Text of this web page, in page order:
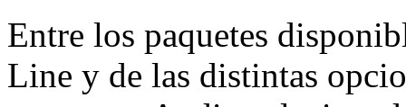
Entre los paquetes
Line y de las distintas